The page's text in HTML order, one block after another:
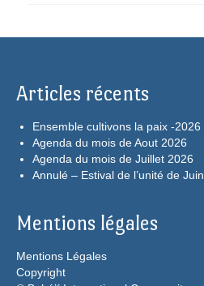
Articles récents
Ensemble cultivons la paix -2026
Agenda du mois de Aout 2026
Agenda du mois de Juillet 2026
Annulé – Estival de l’unité de Juin
Mentions légales
Mentions Légales
Copyright